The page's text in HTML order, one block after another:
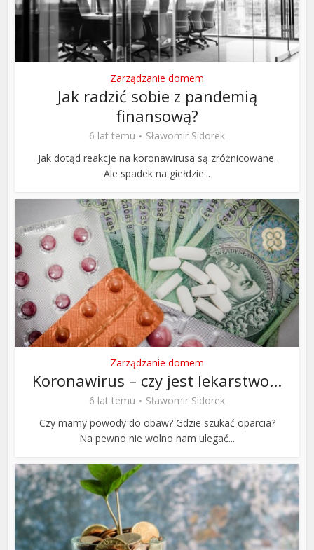
Zarządzanie domem
Jak radzić sobie z pandemią
finansową?
6 lat temu
Sławomir Sidorek
Jak dotąd reakcje na koronawirusa są zróżnicowane.
Ale spadek na giełdzie...
Zarządzanie domem
Koronawirus – czy jest lekarstwo...
6 lat temu
Sławomir Sidorek
Czy mamy powody do obaw? Gdzie szukać oparcia?
Na pewno nie wolno nam ulegać...